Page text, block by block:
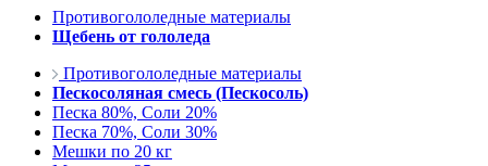
Противогололедные материалы
Щебень от гололеда
Противогололедные материалы
Пескосоляная смесь (Пескосоль)
Песка 80%, Соли 20%
Песка 70%, Соли 30%
Мешки по 20 кг